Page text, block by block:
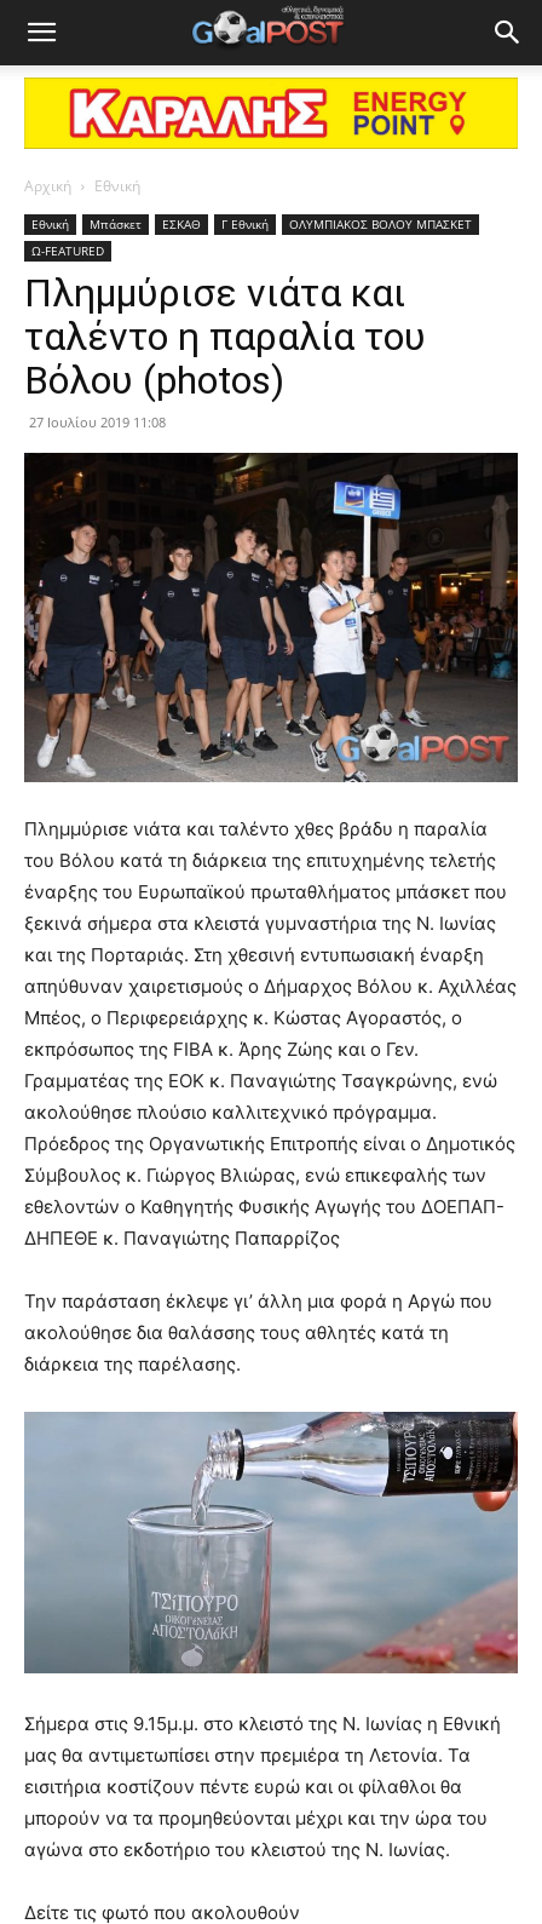
Αρχική Εθνική
Εθνική Μπάσκετ ΕΣΚΑΘ Γ Εθνική
ΟΛΥΜΠΙΑΚΟΣ ΒΟΛΟΥ ΜΠΑΣΚΕΤ
Ω-FEATURED
Πλημμύρισε νιάτα και
ταλέντο η παραλία του
Βόλου (photos)
27 Ιουλίου 2019 11:08
Πλημμύρισε νιάτα και ταλέντο χθες βράδυ η παραλία
του Βόλου κατά τη διάρκεια της επιτυχημένης τελετής
έναρξης του Ευρωπαϊκού πρωταθλήματος μπάσκετ που
ξεκινά σήμερα στα κλειστά γυμναστήρια της Ν. Ιωνίας
και της Πορταριάς. Στη χθεσινή εντυπωσιακή έναρξη
απηύθυναν χαιρετισμούς ο Δήμαρχος Βόλου κ. Αχιλλέας
Μπέος, ο Περιφερειάρχης κ. Κώστας Αγοραστός, ο
εκπρόσωπος της FIBA κ. Άρης Ζώης και ο Γεν.
Γραμματέας της ΕΟΚ κ. Παναγιώτης Τσαγκρώνης, ενώ
ακολούθησε πλούσιο καλλιτεχνικό πρόγραμμα.
Πρόεδρος της Οργανωτικής Επιτροπής είναι ο Δημοτικός
Σύμβουλος κ. Γιώργος Βλιώρας, ενώ επικεφαλής των
εθελοντών ο Καθηγητής Φυσικής Αγωγής του ΔΟΕΠΑΠ-
ΔΗΠΕΘΕ κ. Παναγιώτης Παπαρρίζος
Την παράσταση έκλεψε γι’ άλλη μια φορά η Αργώ που
ακολούθησε δια θαλάσσης τους αθλητές κατά τη
διάρκεια της παρέλασης.
Σήμερα στις 9.15μ.μ. στο κλειστό της Ν. Ιωνίας η Εθνική
μας θα αντιμετωπίσει στην πρεμιέρα τη Λετονία. Τα
εισιτήρια κοστίζουν πέντε ευρώ και οι φίλαθλοι θα
μπορούν να τα προμηθεύονται μέχρι και την ώρα του
αγώνα στο εκδοτήριο του κλειστού της Ν. Ιωνίας.
Δείτε τις φωτό που ακολουθούν